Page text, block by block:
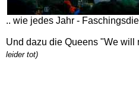
.. wie jedes Jahr -
Und dazu die Queens "We will
leider tot)